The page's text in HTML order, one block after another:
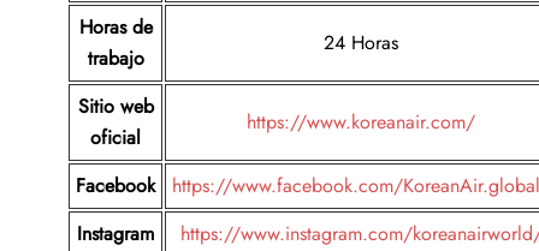
Horas de
trabajo
24 Horas
Sitio web
oficial
https://www.koreanair.com/
Facebook
https://www.facebook.com/
Instagram
https://www.instagram.com/